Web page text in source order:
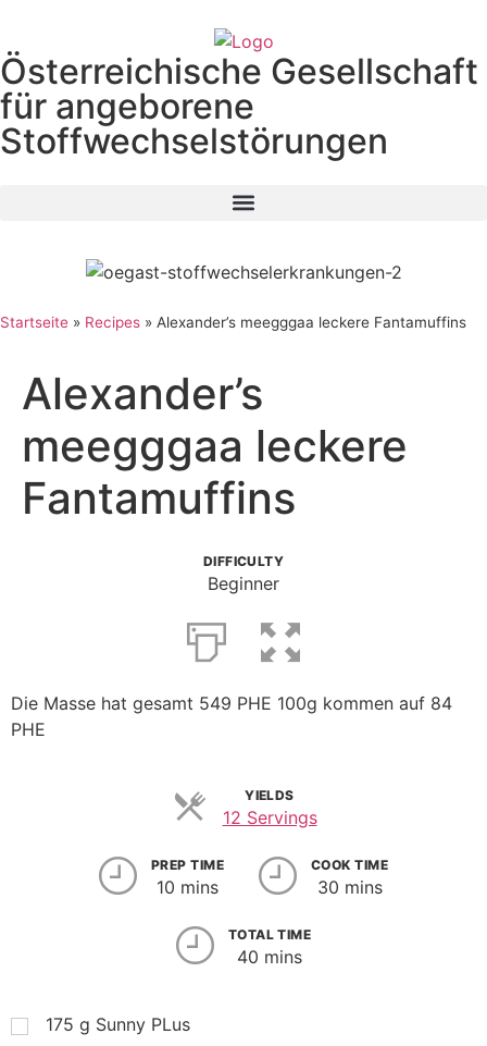
Österreichische Gesellschaft
für angeborene
Stoffwechselstörungen
Startseite » Recipes » Alexander’s meegggaa leckere Fantamuffins
Alexander’s
meegggaa leckere
Fantamuffins
DIFFICULTY
Beginner
Die Masse hat gesamt 549 PHE 100g kommen auf 84
PHE
YIELDS
12 Servings
PREP TIME
10 mins
COOK TIME
30 mins
TOTAL TIME
40 mins
175 g Sunny PLus